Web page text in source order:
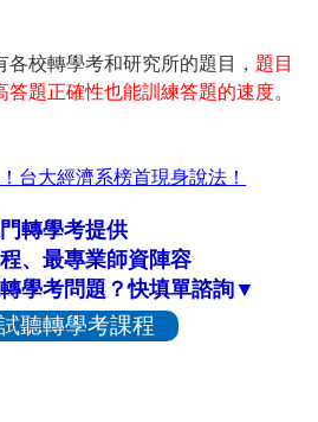
校轉學考和研究所的題目， 題目
答題正確性也能訓練答題的速度。
台大經濟系榜首現身說法！
轉學考提供
、最專業師資陣容
學考問題？快填單諮詢▼
聽轉學考課程